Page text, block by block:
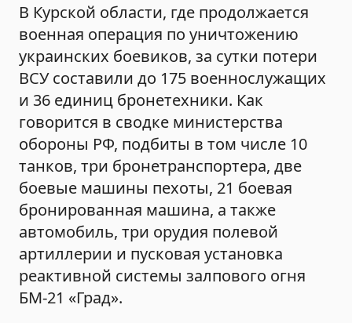
В Курской области, где продолжается
военная операция по уничтожению
украинских боевиков, за сутки потери
ВСУ составили до 175 военнослужащих
и 36 единиц бронетехники. Как
говорится в сводке министерства
обороны РФ, подбиты в том числе 10
танков, три бронетранспортера, две
боевые машины пехоты, 21 боевая
бронированная машина, а также
автомобиль, три орудия полевой
артиллерии и пусковая установка
реактивной системы залпового огня
БМ-21 «Град».